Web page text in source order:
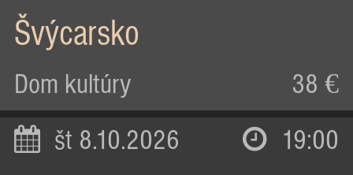
Švýcarsko
Dom kultúry 38 €
št 8.10.2026 19:00